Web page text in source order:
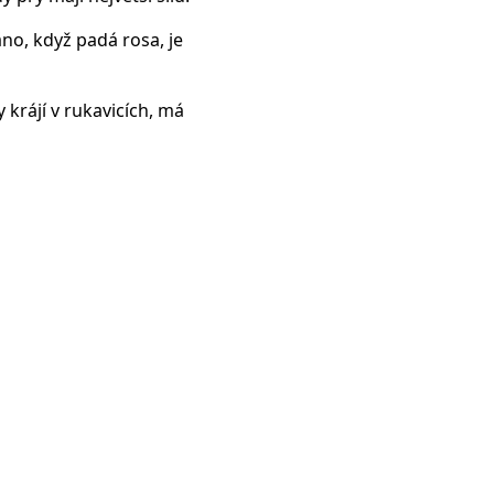
když padá rosa, je
krájí v rukavicích, má